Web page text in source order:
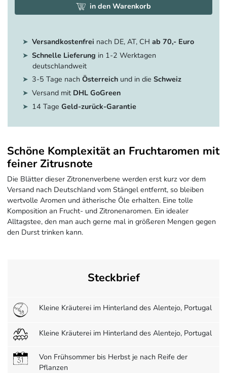
in den Warenkorb
Versandkostenfrei nach DE, AT, CH ab 70,- Euro
Schnelle Lieferung in 1-2 Werktagen
deutschlandweit
3-5 Tage nach Österreichund in die Schweiz
Versand mit DHL GoGreen
14 Tage Geld-zurück-Garantie
Schöne Komplexität an Fruchtaromen mit
feiner Zitrusnote
Die Blätter dieser Zitronenverbene werden erst kurz vor dem
Versand nach Deutschland vom Stängel entfernt, so bleiben
wertvolle Aromen und ätherische Öle erhalten. Eine tolle
Komposition an Frucht- und Zitronenaromen. Ein idealer
Alltagstee, den man auch gerne mal in größeren Mengen gegen
den Durst trinken kann.
Steckbrief
Kleine Kräuterei im Hinterland des Alentejo, Portugal
Kleine Kräuterei im Hinterland des Alentejo, Portugal
Von Frühsommer bis Herbst je nach Reife der
Pflanzen